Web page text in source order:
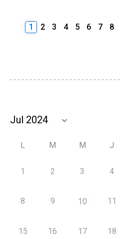
1 2 3 4 5 6 7 8
L M M J
1 2 3 4
8 9 10 11
15 16 17 18